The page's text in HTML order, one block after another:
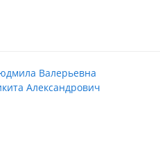
Валерьевна
Александрович